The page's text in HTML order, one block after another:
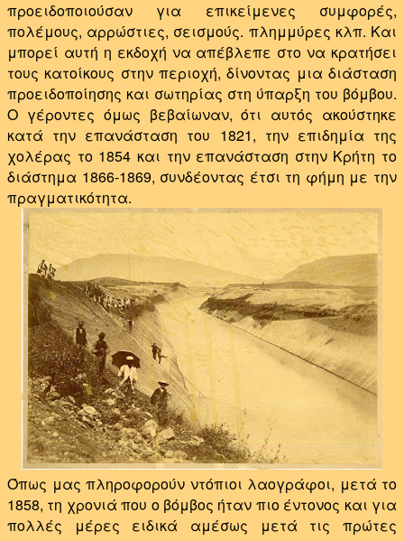
προειδοποιούσαν για επικείμενες συμφορές,
πολέμους, αρρώστιες, σεισμούς. πλημμύρες κλπ. Και
μπορεί αυτή η εκδοχή να απέβλεπε στο να κρατήσει
τους κατοίκους στην περιοχή, δίνοντας μια διάσταση
προειδοποίησης και σωτηρίας στη ύπαρξη του βόμβου.
Ο γέροντες όμως βεβαίωναν, ότι αυτός ακούστηκε
κατά την επανάσταση του 1821, την επιδημία της
χολέρας το 1854 και την επανάσταση στην Κρήτη το
διάστημα 1866-1869, συνδέοντας έτσι τη φήμη με την
πραγματικότητα.
Όπως μας πληροφορούν ντόπιοι λαογράφοι, μετά το
1858, τη χρονιά που ο βόμβος ήταν πιο έντονος και για
πολλές μέρες ειδικά αμέσως μετά τις πρώτες